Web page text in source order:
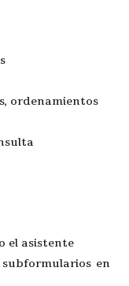
ordenamientos
el asistente
en